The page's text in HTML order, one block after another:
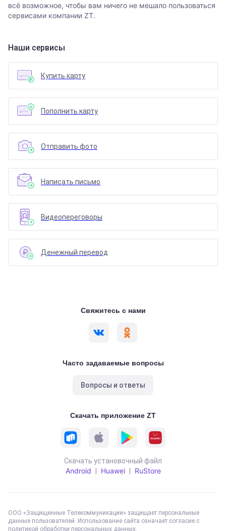
всё возможное, чтобы вам ничего не мешало пользоваться
сервисами компании ZT.
Наши сервисы
Купить карту
Пополнить карту
Отправить фото
Написать письмо
Видеопереговоры
Денежный перевод
Скачать приложение ZT
Скачать установочный файл
Android Huawei RuStore
Свяжитесь с нами
Часто задаваемые вопросы
Вопросы и ответы
ООО «Защищенные Телекоммуникации» защищает персональные
данные пользователей. Использование сайта означает согласие с
политикой обработки персональных данных.